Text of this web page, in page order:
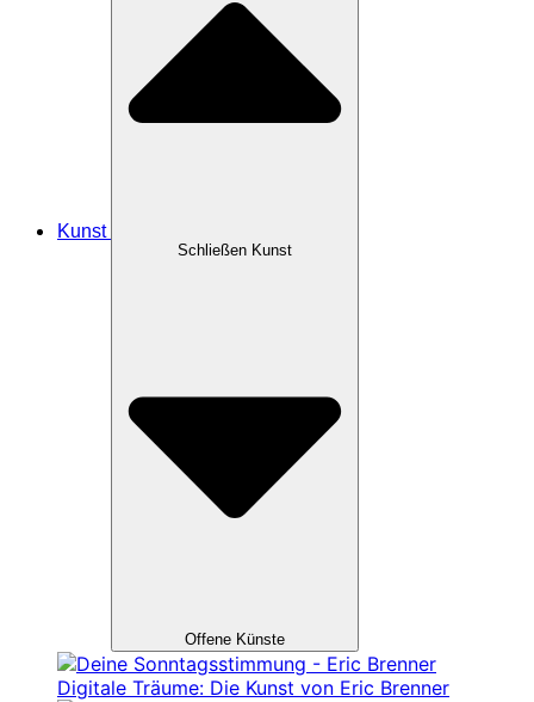
Kunst
Schließen Kunst
Offene Künste
Digitale Träume: Die Kunst von Eric Brenner